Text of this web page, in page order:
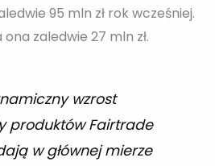
95 mln zł rok wcześniej.
ona zaledwie 27 mln zł.
wzrost
produktów Fairtrade
w głównej mierze